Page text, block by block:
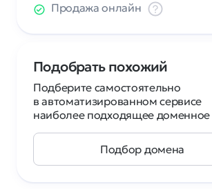
Продажа онлайн
Подобрать похожий
Подберите самостоятельно
в автоматизированном сервисе
наиболее подходящее
Подбор домена